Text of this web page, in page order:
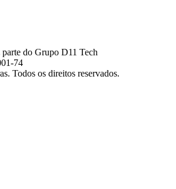
parte do Grupo D11 Tech
74
. Todos os direitos reservados.